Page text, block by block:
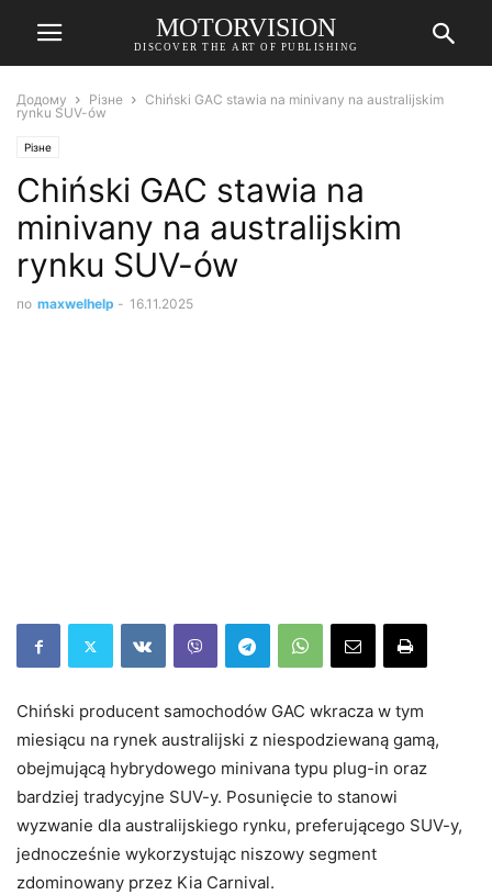
MOTORVISION
DISCOVER THE ART OF PUBLISHING
Додому Різне
Chiński GAC stawia na minivany na australijskim
rynku SUV-ów
Різне
Chiński GAC stawia na
minivany na australijskim
rynku SUV-ów
по maxwelhelp - 16.11.2025
Chiński producent samochodów GAC wkracza w tym
miesiącu na rynek australijski z niespodziewaną gamą,
obejmującą hybrydowego minivana typu plug-in oraz
bardziej tradycyjne SUV-y. Posunięcie to stanowi
wyzwanie dla australijskiego rynku, preferującego SUV-y,
jednocześnie wykorzystując niszowy segment
zdominowany przez Kia Carnival.